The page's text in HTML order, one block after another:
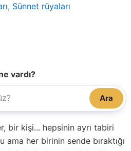
, Sünnet rüyaları
vardı?
Ara
bir kişi... hepsinin ayrı tabiri
her birinin sende bıraktığı